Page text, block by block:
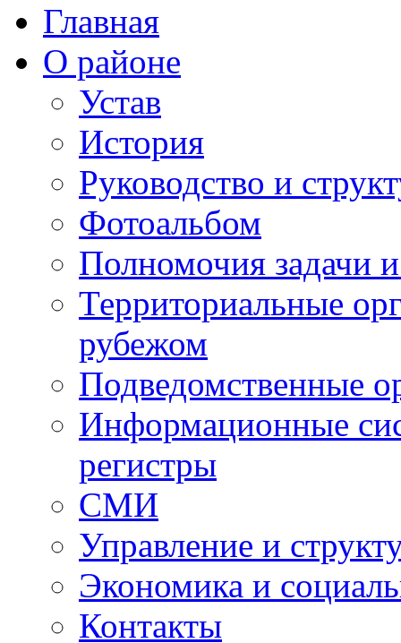
Главная
О районе
Устав
История
Руководство и
Фотоальбом
Полномочия задачи
Территориальные
рубежом
Подведомственные
Информационные
регистры
СМИ
Управление и
Экономика и
Контакты